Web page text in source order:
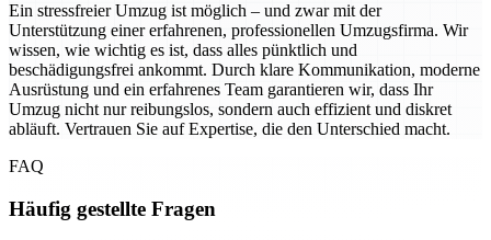
Ein stressfreier Umzug ist möglich – und zwar mit der
Unterstützung einer erfahrenen, professionellen Umzugsfirma. Wir
wissen, wie wichtig es ist, dass alles pünktlich und
beschädigungsfrei ankommt. Durch klare Kommunikation, moderne
Ausrüstung und ein erfahrenes Team garantieren wir, dass Ihr
Umzug nicht nur reibungslos, sondern auch effizient und diskret
abläuft. Vertrauen Sie auf Expertise, die den Unterschied macht.
FAQ
Häufig gestellte Fragen